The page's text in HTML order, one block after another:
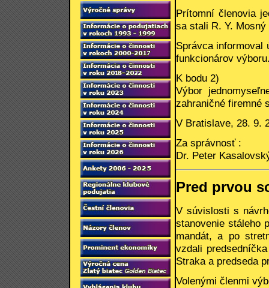
Prítomní členovia
sa stali R. Y.
Správca informoval
funkcionárov
K bodu 2)
Výbor
zahraničné firemné
V Bratislave, 28. 9.
Za správnosť :
Dr. Peter
Pred prvou
V súvislosti s
stanovenie stáleho
mandát, a po
vzdali
Straka a predseda
Volenými členmi